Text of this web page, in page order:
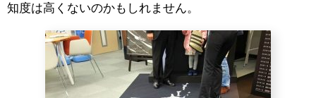
知度は高くないのかもしれません。